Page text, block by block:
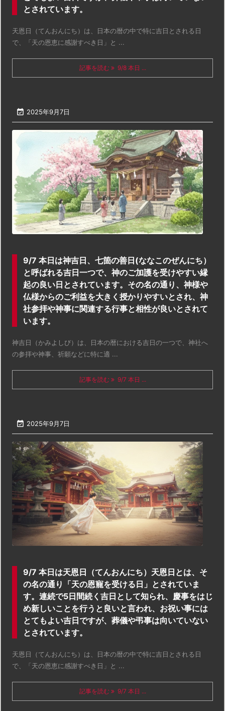
とされています。
天恩日（てんおんにち）は、日本の暦の中で特に吉日とされる日
で、「天の恩恵に感謝すべき日」と ...
記事を読む 9/8 本日 ...
 2025年9月7日
9/7 本日は神吉日、七箇の善日(ななこのぜんにち）
と呼ばれる吉日一つで、神のご加護を受けやすい縁
起の良い日とされています。その名の通り、神様や
仏様からのご利益を大きく授かりやすいとされ、神
社参拝や神事に関連する行事と相性が良いとされて
います。
神吉日（かみよしび）は、日本の暦における吉日の一つで、神社へ
の参拝や神事、祈願などに特に適 ...
記事を読む 9/7 本日 ...
 2025年9月7日
9/7 本日は天恩日（てんおんにち）天恩日とは、そ
の名の通り「天の恩寵を受ける日」とされていま
す。連続で5日間続く吉日として知られ、慶事をはじ
め新しいことを行うと良いと言われ、お祝い事には
とてもよい吉日ですが、葬儀や弔事は向いていない
とされています。
天恩日（てんおんにち）は、日本の暦の中で特に吉日とされる日
で、「天の恩恵に感謝すべき日」と ...
記事を読む 9/7 本日 ...